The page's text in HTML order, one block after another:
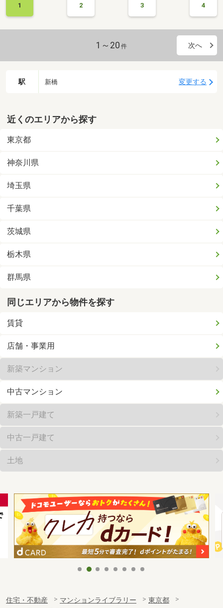
1 2 3 4
1～20 件 次へ
駅 新橋 変更する
近くのエリアから探す
東京都
神奈川県
埼玉県
千葉県
茨城県
栃木県
群馬県
同じエリアから物件を探す
賃貸
店舗・事業用
新築マンション
中古マンション
新築一戸建て
中古一戸建て
土地
住宅・不動産 マンションライブラリー
東京都